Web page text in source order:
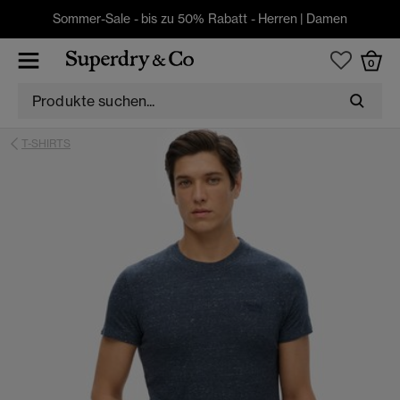
Sommer-Sale - bis zu 50% Rabatt - Herren | Damen
0
T-SHIRTS